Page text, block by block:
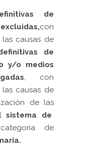
de
con
causas de
de
y/o medios
, con
causas de
de las
sistema de
de